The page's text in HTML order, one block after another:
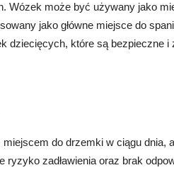
Wózek może być używany jako
jako główne miejsce do
dziecięcych, które są bezpieczne i
do drzemki w ciągu dnia,
ryzyko zadławienia oraz brak